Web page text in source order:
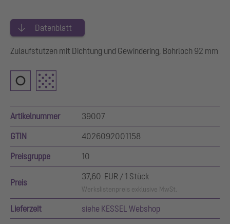
Datenblatt
Zulaufstutzen mit Dichtung und Gewindering, Bohrloch 92 mm
Artikelnummer 39007
GTIN 4026092001158
Preisgruppe 10
Preis
37,60 EUR / 1 Stück
Werkslistenpreis exklusive MwSt.
Lieferzeit siehe KESSEL Webshop